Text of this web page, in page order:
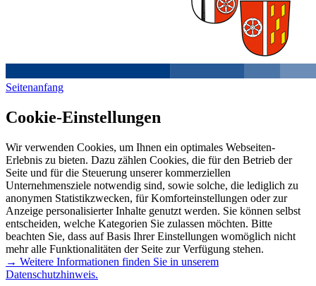
Seitenanfang
Cookie-Einstellungen
Wir verwenden Cookies, um Ihnen ein optimales Webseiten-
Erlebnis zu bieten. Dazu zählen Cookies, die für den Betrieb der
Seite und für die Steuerung unserer kommerziellen
Unternehmensziele notwendig sind, sowie solche, die lediglich zu
anonymen Statistikzwecken, für Komforteinstellungen oder zur
Anzeige personalisierter Inhalte genutzt werden. Sie können selbst
entscheiden, welche Kategorien Sie zulassen möchten. Bitte
beachten Sie, dass auf Basis Ihrer Einstellungen womöglich nicht
mehr alle Funktionalitäten der Seite zur Verfügung stehen.
→ Weitere Informationen finden Sie in unserem
Datenschutzhinweis.